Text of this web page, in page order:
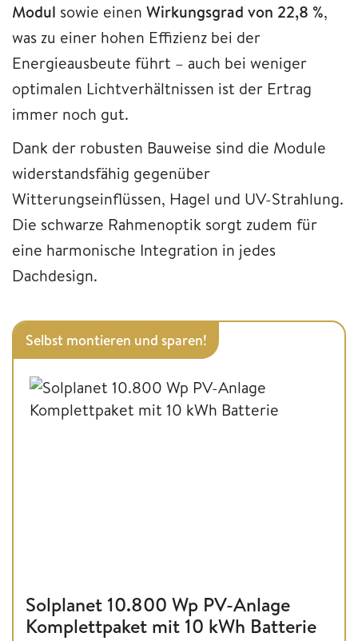
Modul sowie einen Wirkungsgrad von 22,8 %,
was zu einer hohen Effizienz bei der
Energieausbeute führt – auch bei weniger
optimalen Lichtverhältnissen ist der Ertrag
immer noch gut.
Dank der robusten Bauweise sind die Module
widerstandsfähig gegenüber
Witterungseinflüssen, Hagel und UV-Strahlung.
Die schwarze Rahmenoptik sorgt zudem für
eine harmonische Integration in jedes
Dachdesign.
Selbst montieren und sparen!
Solplanet 10.800 Wp PV-Anlage
Komplettpaket mit 10 kWh Batterie